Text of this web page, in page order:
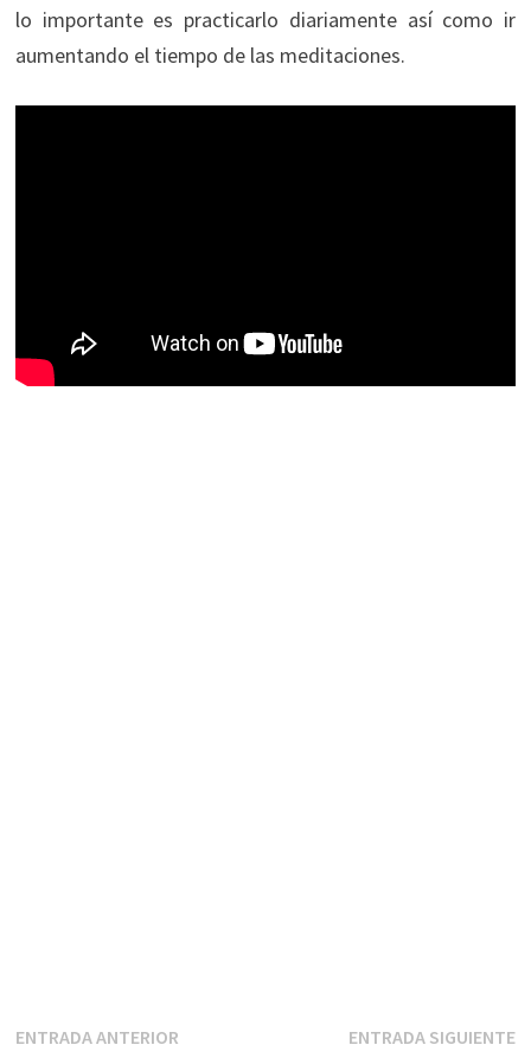
lo importante es practicarlo diariamente así como ir
aumentando el tiempo de las meditaciones.
ENTRADA ANTERIOREntrada ENTRADA SIGUIENTE